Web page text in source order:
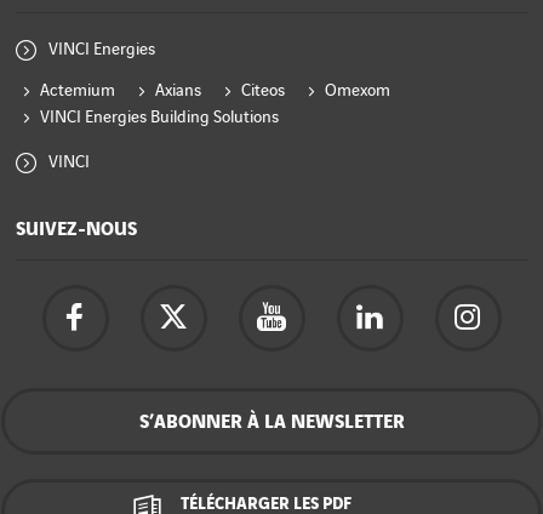
VINCI Energies
Actemium Axians Citeos
Omexom
VINCI Energies Building Solutions
VINCI
SUIVEZ-NOUS
S’ABONNER À LA NEWSLETTER
TÉLÉCHARGER LES PDF